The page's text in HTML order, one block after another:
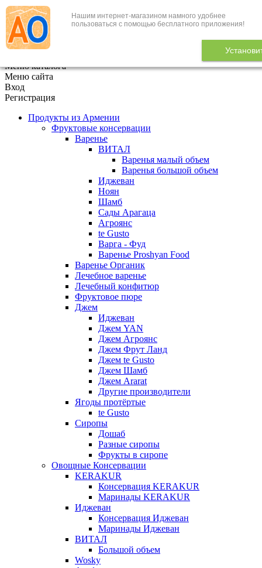
Нашим интернет-магазином намного удобнее
пользоваться с помощью бесплатного приложения!
+7 (495) 646-888-1
В корзине 0
Меню каталога
Меню сайта
Вход
Регистрация
Продукты из Армении
Фруктовые консервации
Варенье
ВИТАЛ
Варенья малый объем
Варенья большой объем
Иджеван
Ноян
Шамб
Сады Арагаца
Агроянс
te Gusto
Варга - Фуд
Варенье Proshyan Food
Варенье Органик
Лечебное варенье
Лечебный конфитюр
Фруктовое пюре
Джем
Иджеван
Джем YAN
Джем Агроянс
Джем Фрут Ланд
Джем te Gusto
Джем Шамб
Джем Ararat
Другие производители
Ягоды протёртые
te Gusto
Сиропы
Дошаб
Разные сиропы
Фрукты в сиропе
Овощные Консервации
KERAKUR
Консервация KERAKUR
Маринады KERAKUR
Иджеван
Консервация Иджеван
Маринады Иджеван
ВИТАЛ
Большой объем
Wosky